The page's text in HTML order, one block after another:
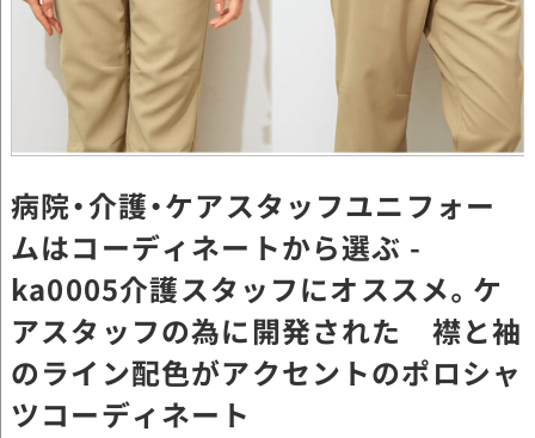
病院・介護・ケアスタッフユニフォー
ムはコーディネートから選ぶ -
ka0005介護スタッフにオススメ。ケ
アスタッフの為に開発された 襟と袖
のライン配色がアクセントのポロシャ
ツコーディネート